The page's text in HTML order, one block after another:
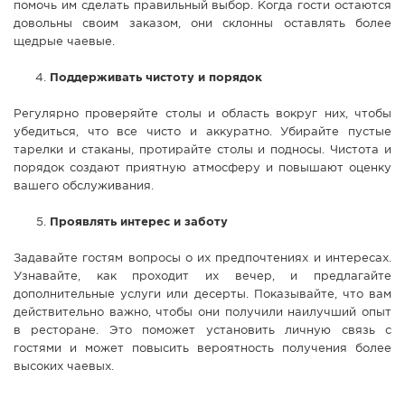
помочь им сделать правильный выбор. Когда гости остаются
довольны своим заказом, они склонны оставлять более
щедрые чаевые.
Поддерживать чистоту и порядок
Регулярно проверяйте столы и область вокруг них, чтобы
убедиться, что все чисто и аккуратно. Убирайте пустые
тарелки и стаканы, протирайте столы и подносы. Чистота и
порядок создают приятную атмосферу и повышают оценку
вашего обслуживания.
Проявлять интерес и заботу
Задавайте гостям вопросы о их предпочтениях и интересах.
Узнавайте, как проходит их вечер, и предлагайте
дополнительные услуги или десерты. Показывайте, что вам
действительно важно, чтобы они получили наилучший опыт
в ресторане. Это поможет установить личную связь с
гостями и может повысить вероятность получения более
высоких чаевых.